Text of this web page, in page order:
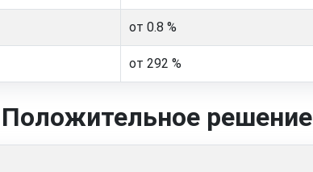
от 0.8 %
от 292 %
решение